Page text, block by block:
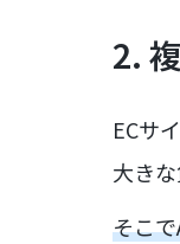
2.
ECサ
大きな
そこ